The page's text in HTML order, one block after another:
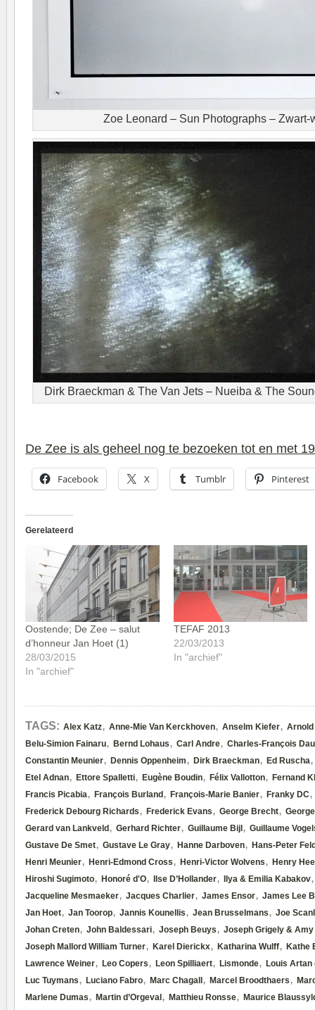
Zoe Leonard – Sun Photographs – Zwart-
Dirk Braeckman & The Van Jets – Nueiba & The
De Zee is als geheel nog te bezoeken tot en met
Facebook X Tumblr Pinterest
Gerelateerd
Oostende; De Zee – salut
d’honneur Jan Hoet (1)
28/03/2015
In "archief"
TEFAF 2013
22/03/2013
In "archief"
TAGS: Alex Katz, Anne-Mie Van Kerckhoven, Anselm Kiefer,
Belu-Simion Fainaru, Bernd Lohaus, Carl Andre, Charles-François
Constantin Meunier, Dennis Oppenheim, Dirk Braeckman, Ed Ruscha
Etel Adnan, Ettore Spalletti, Eugène Boudin, Félix Vallotton, Fernand
Francis Picabia, François Burland, François-Marie Banier, Franky DC
Frederick Debourg Richards, Frederick Evans, George Brecht,
Gerard van Lankveld, Gerhard Richter, Guillaume Bijl, Guillaume
Gustave De Smet, Gustave Le Gray, Hanne Darboven, Hans-Peter
Henri Meunier, Henri-Edmond Cross, Henri-Victor Wolvens, Henry
Hiroshi Sugimoto, Honoré d'O, Ilse D’Hollander, Ilya & Emilia Kabakov
Jacqueline Mesmaeker, Jacques Charlier, James Ensor, James Lee
Jan Hoet, Jan Toorop, Jannis Kounellis, Jean Brusselmans, Joe
Johan Creten, John Baldessari, Joseph Beuys, Joseph Grigely & Amy
Joseph Mallord William Turner, Karel Dierickx, Katharina Wulff, Kathe
Lawrence Weiner, Leo Copers, Leon Spilliaert, Lismonde, Louis Artan
Luc Tuymans, Luciano Fabro, Marc Chagall, Marcel Broodthaers,
Marlene Dumas, Martin d’Orgeval, Matthieu Ronsse, Maurice